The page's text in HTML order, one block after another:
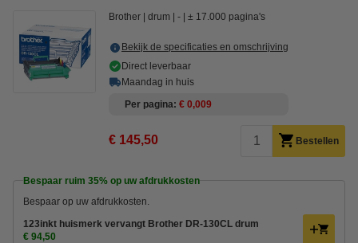
Brother drum - ± 17.000 pagina's
Bekijk de specificaties en omschrijving
Direct leverbaar
Maandag in huis
Per pagina € 0,009
€ 145,50 Bestellen
Bespaar ruim 35% op uw afdrukkosten
Bespaar op uw afdrukkosten.
123inkt huismerk vervangt Brother DR-130CL drum
€ 94,50